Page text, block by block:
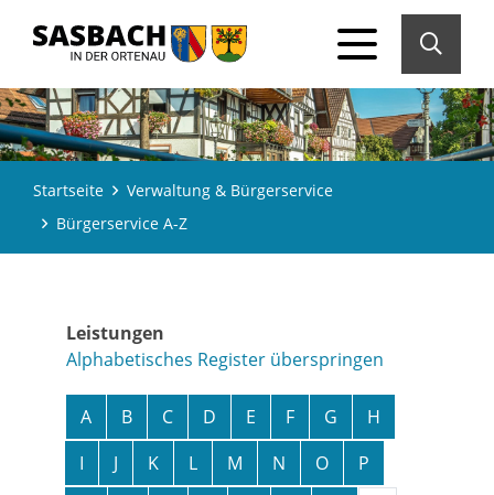
Startseite
Verwaltung & Bürgerservice
Bürgerservice A-Z
Leistungen
Alphabetisches Register überspringen
A B C D E F G
H
I
J K L M N O
P